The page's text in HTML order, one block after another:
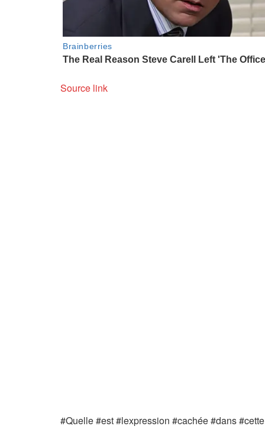
Source link
#Quelle #est #lexpression #cachée #dans